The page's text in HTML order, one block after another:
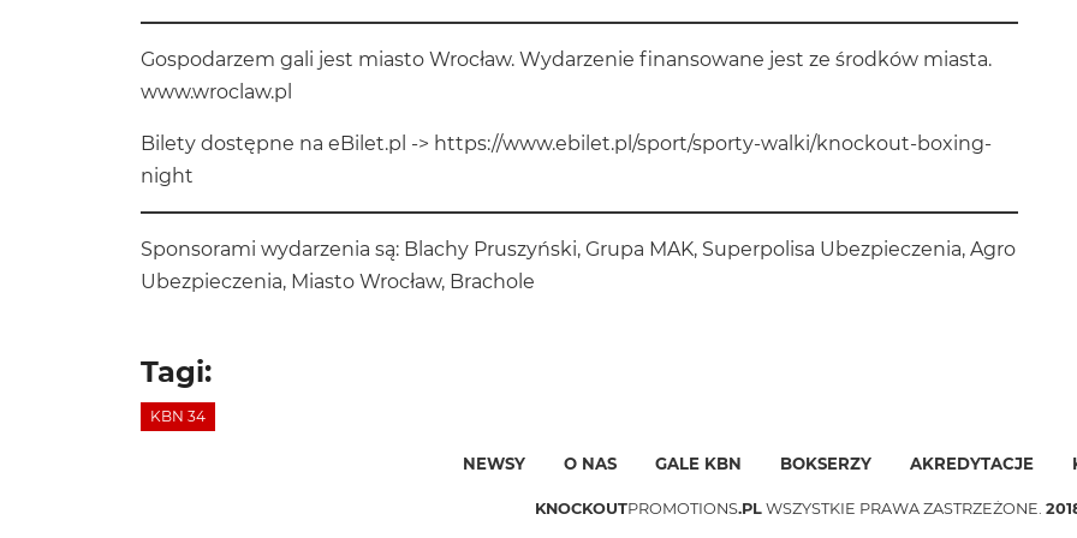
Gospodarzem gali jest miasto Wrocław. Wydarzenie finansowane jest ze środków miasta.
www.wroclaw.pl
Bilety dostępne na eBilet.pl -> https://www.ebilet.pl/sport/sporty-walki/knockout-boxing-
night
Sponsorami wydarzenia są: Blachy Pruszyński, Grupa MAK, Superpolisa Ubezpieczenia, Agro
Ubezpieczenia, Miasto Wrocław, Brachole
Tagi:
KBN 34
NEWSY O NAS GALE KBN BOKSERZY AKREDYTACJE
KNOCKOUTPROMOTIONS.PLWSZYSTKIE PRAWA ZASTRZEŻONE.